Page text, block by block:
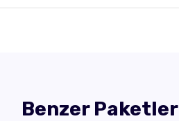
Benzer Paketler